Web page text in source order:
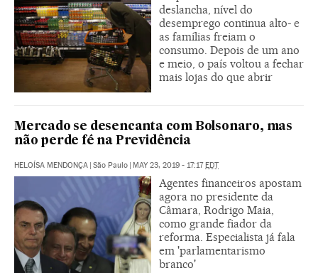
deslancha, nível do
desemprego continua alto- e
as famílias freiam o
consumo. Depois de um ano
e meio, o país voltou a fechar
mais lojas do que abrir
Mercado se desencanta com Bolsonaro, mas
não perde fé na Previdência
HELOÍSA MENDONÇA | São Paulo | MAY 23, 2019 - 17:17EDT
Agentes financeiros apostam
agora no presidente da
Câmara, Rodrigo Maia,
como grande fiador da
reforma. Especialista já fala
em 'parlamentarismo
branco'